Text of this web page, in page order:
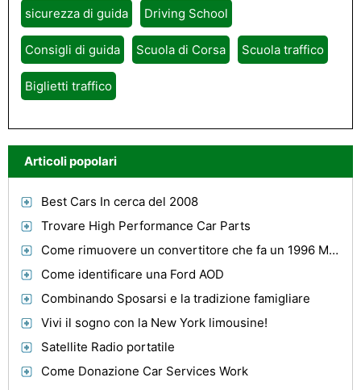
sicurezza di guida Driving School
Consigli di guida Scuola di Corsa Scuola traffico
Biglietti traffico
Articoli popolari
Best Cars In cerca del 2008
Trovare High Performance Car Parts
Come rimuovere un convertitore che fa un 1996 Mustang GT inizia a fumare
Come identificare una Ford AOD
Combinando Sposarsi e la tradizione famigliare
Vivi il sogno con la New York limousine!
Satellite Radio portatile
Come Donazione Car Services Work